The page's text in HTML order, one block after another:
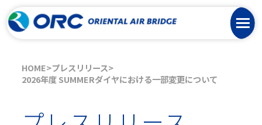
HOME プレスリリース
2026年度 SUMMERダイヤにおける一部変更について